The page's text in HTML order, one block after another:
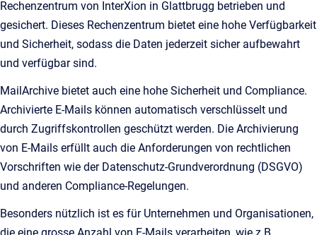
Rechenzentrum von InterXion in Glattbrugg betrieben und
gesichert. Dieses Rechenzentrum bietet eine hohe Verfügbarkeit
und Sicherheit, sodass die Daten jederzeit sicher aufbewahrt
und verfügbar sind.
MailArchive bietet auch eine hohe Sicherheit und Compliance.
Archivierte E-Mails können automatisch verschlüsselt und
durch Zugriffskontrollen geschützt werden. Die Archivierung
von E-Mails erfüllt auch die Anforderungen von rechtlichen
Vorschriften wie der Datenschutz-Grundverordnung (DSGVO)
und anderen Compliance-Regelungen.
Besonders nützlich ist es für Unternehmen und Organisationen,